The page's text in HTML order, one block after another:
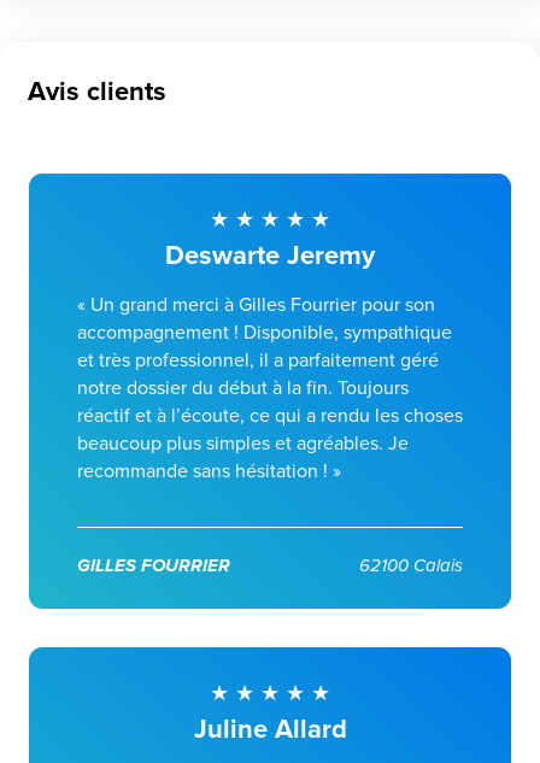
Avis clients
Deswarte Jeremy
« Un grand merci à Gilles Fourrier pour son
accompagnement ! Disponible, sympathique
et très professionnel, il a parfaitement géré
notre dossier du début à la fin. Toujours
réactif et à l’écoute, ce qui a rendu les choses
beaucoup plus simples et agréables. Je
recommande sans hésitation ! »
GILLES FOURRIER 62100 Calais
Juline Allard